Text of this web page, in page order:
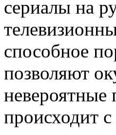
сериалы на
способное
позволяют
невероятные
происходит